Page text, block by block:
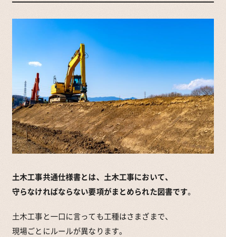
土木工事共通仕様書とは、土木工事において、
守らなければならない要項がまとめられた図書です。
土木工事と一口に言っても工種はさまざまで、
現場ごとにルールが異なります。